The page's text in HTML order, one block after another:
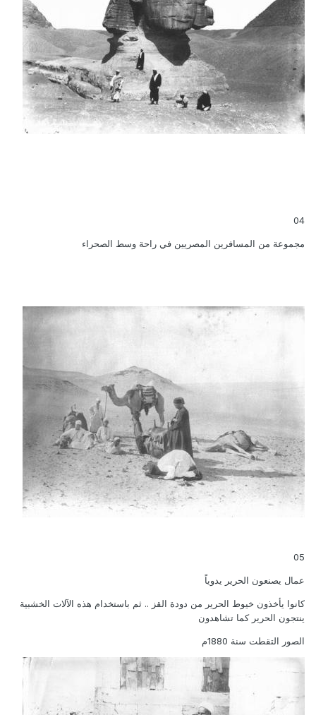
04
مجموعة من المسافرين المصريين في راحة وسط الصحراء
05
عمال يصنعون الحرير يدوياً
كانوا يأخذون خيوط الحرير من دودة القز .. ثم باستخدام هذه الآلات الخشبية
ينتجون الحرير كما تشاهدون
الصور التقطت سنة 1880م